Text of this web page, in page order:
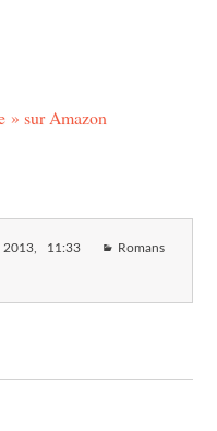
» sur Amazon
, 11:33 Romans